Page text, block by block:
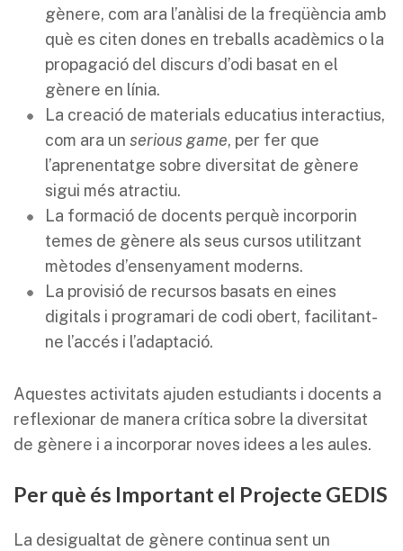
gènere, com ara l’anàlisi de la freqüència amb
què es citen dones en treballs acadèmics o la
propagació del discurs d’odi basat en el
gènere en línia.
La creació de materials educatius interactius,
com ara un serious game, per fer que
l’aprenentatge sobre diversitat de gènere
sigui més atractiu.
La formació de docents perquè incorporin
temes de gènere als seus cursos utilitzant
mètodes d’ensenyament moderns.
La provisió de recursos basats en eines
digitals i programari de codi obert, facilitant-
ne l’accés i l’adaptació.
Aquestes activitats ajuden estudiants i docents a
reflexionar de manera crítica sobre la diversitat
de gènere i a incorporar noves idees a les aules.
Per què és Important el Projecte GEDIS
La desigualtat de gènere continua sent un